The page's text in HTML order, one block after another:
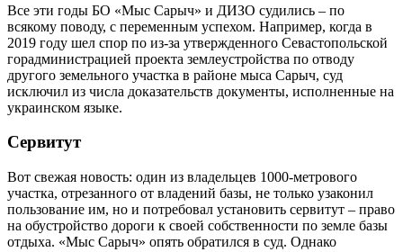
Все эти годы БО «Мыс Сарыч» и ДИЗО судились – по
всякому поводу, с переменным успехом. Например, когда в
2019 году шел спор по из-за утвержденного Севастопольской
горадминистрацией проекта землеустройства по отводу
другого земельного участка в районе мыса Сарыч, суд
исключил из числа доказательств документы, исполненные на
украинском языке.
Сервитут
Вот свежая новость: один из владельцев 1000-метрового
участка, отрезанного от владений базы, не только узаконил
пользование им, но и потребовал установить сервитут – право
на обустройство дороги к своей собственности по земле базы
отдыха. «Мыс Сарыч» опять обратился в суд. Однако